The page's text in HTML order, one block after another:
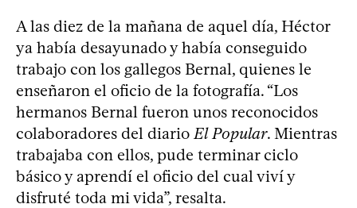
A las diez de la mañana de aquel día, Héctor
ya había desayunado y había conseguido
trabajo con los gallegos Bernal, quienes le
enseñaron el oficio de la fotografía. “Los
hermanos Bernal fueron unos reconocidos
colaboradores del diario El Popular. Mientras
trabajaba con ellos, pude terminar ciclo
básico y aprendí el oficio del cual viví y
disfruté toda mi vida”, resalta.